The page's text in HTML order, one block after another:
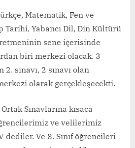
Matematik, Fen ve
Tarihi, Yabancı Dil, Din Kültürü
sene içerisinde
biri merkezi olacak. 3
sınavı, 2 sınavı olan
olarak gerçekleşecekti.
Sınavlarına kısaca
ve velilerimiz
dediler. Ve 8. Sınıf öğrencileri